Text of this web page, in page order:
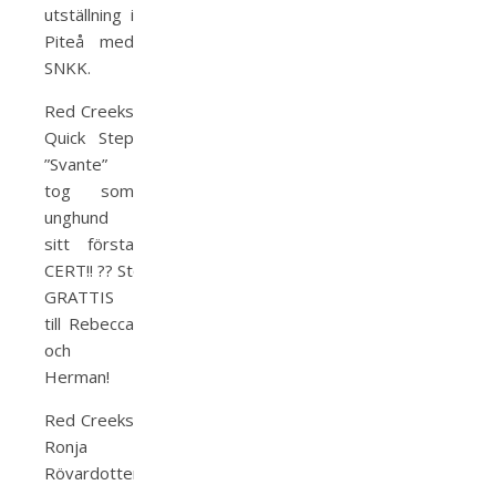
utställning i
Piteå med
SNKK.
Red Creeks
Quick Step
”Svante”
tog som
unghund
sitt första
CERT!! ?? Stort
GRATTIS
till Rebecca
och
Herman!
Red Creeks
Ronja
Rövardotter